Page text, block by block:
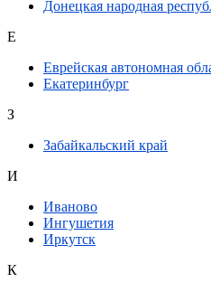
Донецкая народная
Е
Еврейская автономная
Екатеринбург
З
Забайкальский край
И
Иваново
Ингушетия
Иркутск
К